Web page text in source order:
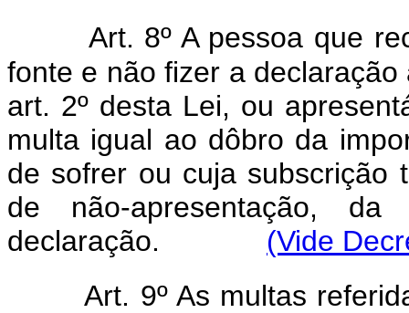
Art. 8º A pessoa que
fonte e não fizer a
art. 2º desta Lei, ou
multa igual ao dôbro da
de sofrer ou cuja subscrição
de não-apresentação,
declaração. (Vide
Art. 9º As multas